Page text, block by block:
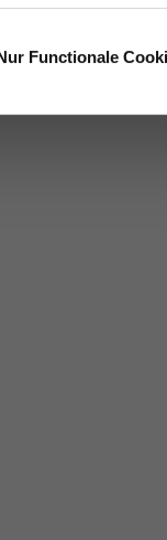
Functionale